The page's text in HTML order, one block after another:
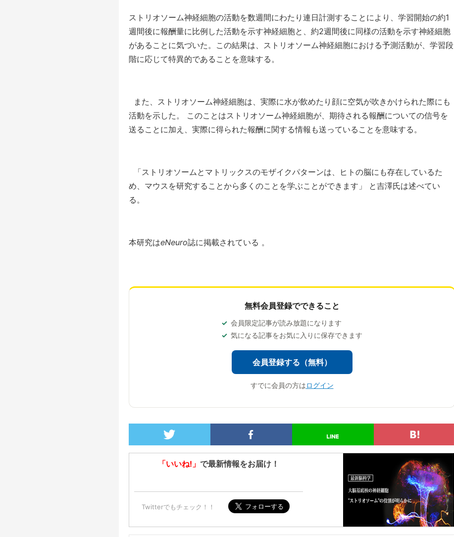
ストリオソーム神経細胞の活動を数週間にわたり連日計測することにより、学習開始の約1
週間後に報酬量に比例した活動を示す神経細胞と、約2週間後に同様の活動を示す神経細胞
があることに気づいた。この結果は、ストリオソーム神経細胞における予測活動が、学習段
階に応じて特異的であることを意味する。
また、ストリオソーム神経細胞は、実際に水が飲めたり顔に空気が吹きかけられた際にも
活動を示した。 このことはストリオソーム神経細胞が、期待される報酬についての信号を
送ることに加え、実際に得られた報酬に関する情報も送っていることを意味する。
「ストリオソームとマトリックスのモザイクパターンは、ヒトの脳にも存在しているた
め、マウスを研究することから多くのことを学ぶことができます」 と吉澤氏は述べてい
る。
本研究はeNeuro誌に掲載されている 。
無料会員登録でできること
会員限定記事が読み放題になります
気になる記事をお気に入りに保存できます
会員登録する（無料）
すでに会員の方はログイン
「いいね!」 で最新情報をお届け！
Twitterでもチェック！！